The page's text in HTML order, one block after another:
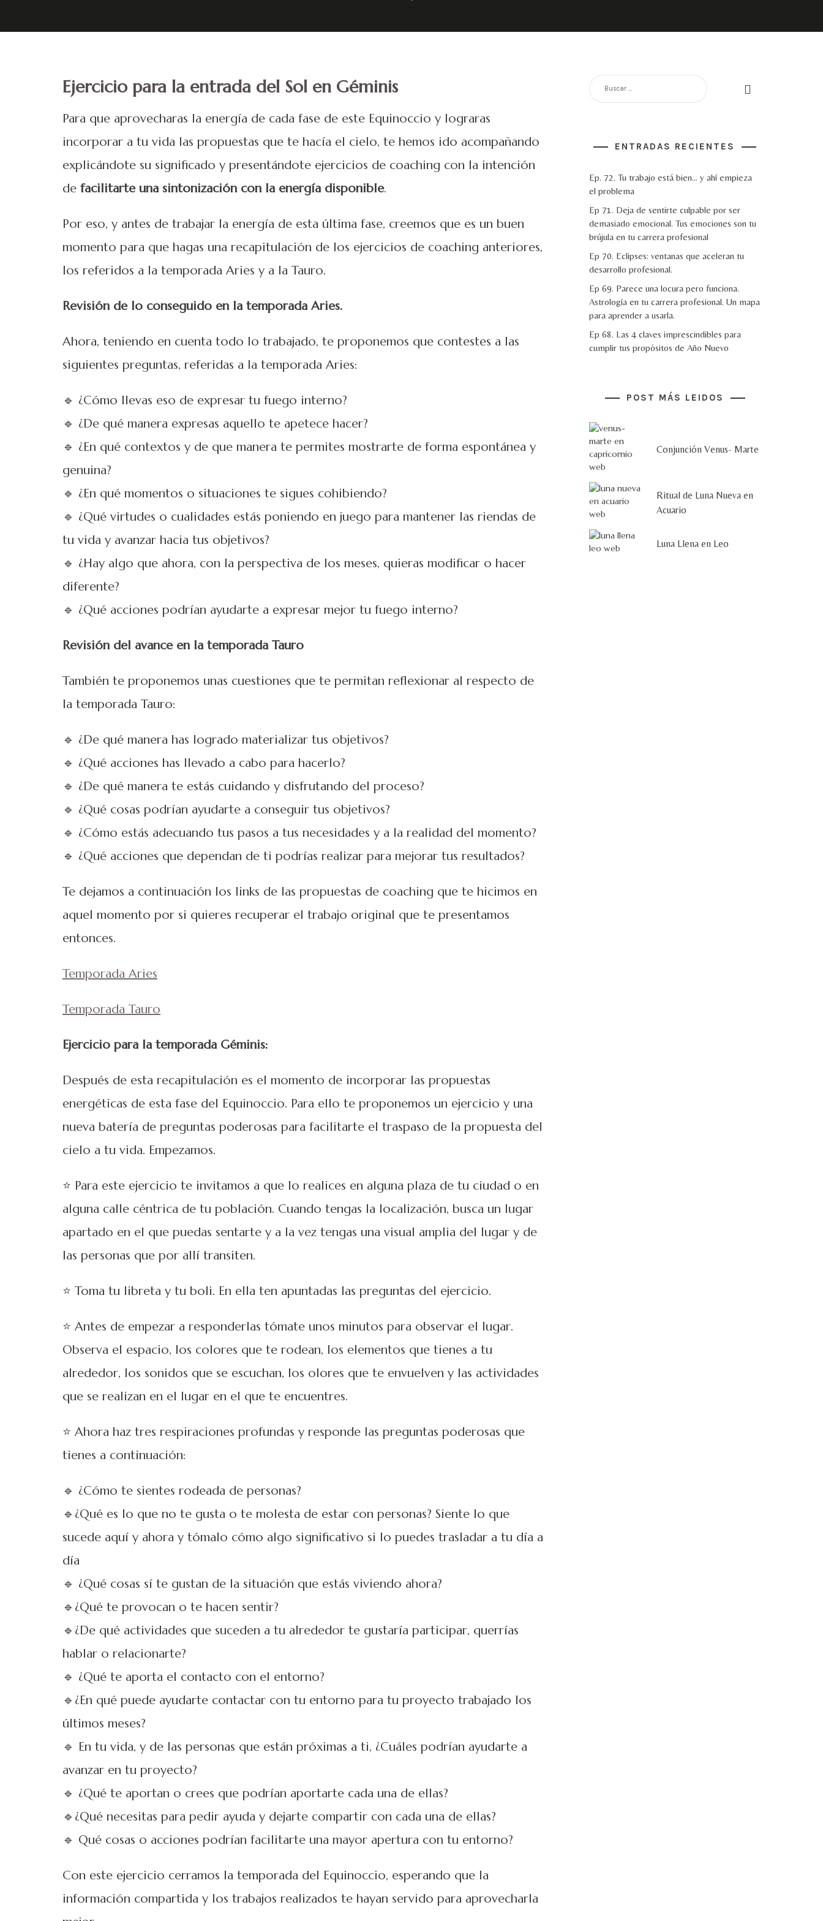
Ejercicio para la entrada del Sol en Géminis
Para que aprovecharas la energía de cada fase de este Equinoccio y lograras
incorporar a tu vida las propuestas que te hacía el cielo, te hemos ido acompañando
explicándote su significado y presentándote ejercicios de coaching con la intención
de facilitarte una sintonización con la energía disponible.
Por eso, y antes de trabajar la energía de esta última fase, creemos que es un buen
momento para que hagas una recapitulación de los ejercicios de coaching anteriores,
los referidos a la temporada Aries y a la Tauro.
Revisión de lo conseguido en la temporada Aries.
Ahora, teniendo en cuenta todo lo trabajado, te proponemos que contestes a las
siguientes preguntas, referidas a la temporada Aries:
🔹 ¿Cómo llevas eso de expresar tu fuego interno?
🔹 ¿De qué manera expresas aquello te apetece hacer?
🔹 ¿En qué contextos y de que manera te permites mostrarte de forma espontánea y
genuina?
🔹 ¿En qué momentos o situaciones te sigues cohibiendo?
🔹 ¿Qué virtudes o cualidades estás poniendo en juego para mantener las riendas de
tu vida y avanzar hacia tus objetivos?
🔹 ¿Hay algo que ahora, con la perspectiva de los meses, quieras modificar o hacer
diferente?
🔹 ¿Qué acciones podrían ayudarte a expresar mejor tu fuego interno?
Revisión del avance en la temporada Tauro
También te proponemos unas cuestiones que te permitan reflexionar al respecto de
la temporada Tauro:
🔹 ¿De qué manera has logrado materializar tus objetivos?
🔹 ¿Qué acciones has llevado a cabo para hacerlo?
🔹 ¿De qué manera te estás cuidando y disfrutando del proceso?
🔹 ¿Qué cosas podrían ayudarte a conseguir tus objetivos?
🔹 ¿Cómo estás adecuando tus pasos a tus necesidades y a la realidad del momento?
🔹 ¿Qué acciones que dependan de ti podrías realizar para mejorar tus resultados?
Te dejamos a continuación los links de las propuestas de coaching que te hicimos en
aquel momento por si quieres recuperar el trabajo original que te presentamos
entonces.
Temporada Aries
Temporada Tauro
Ejercicio para la temporada Géminis:
Después de esta recapitulación es el momento de incorporar las propuestas
energéticas de esta fase del Equinoccio. Para ello te proponemos un ejercicio y una
nueva batería de preguntas poderosas para facilitarte el traspaso de la propuesta del
cielo a tu vida. Empezamos.
⭐️ Para este ejercicio te invitamos a que lo realices en alguna plaza de tu ciudad o en
alguna calle céntrica de tu población. Cuando tengas la localización, busca un lugar
apartado en el que puedas sentarte y a la vez tengas una visual amplia del lugar y de
las personas que por allí transiten.
⭐ Toma tu libreta y tu boli. En ella ten apuntadas las preguntas del ejercicio.
⭐ Antes de empezar a responderlas tómate unos minutos para observar el lugar.
Observa el espacio, los colores que te rodean, los elementos que tienes a tu
alrededor, los sonidos que se escuchan, los olores que te envuelven y las actividades
que se realizan en el lugar en el que te encuentres.
⭐ Ahora haz tres respiraciones profundas y responde las preguntas poderosas que
tienes a continuación:
🔹 ¿Cómo te sientes rodeada de personas?
🔹¿Qué es lo que no te gusta o te molesta de estar con personas? Siente lo que
sucede aquí y ahora y tómalo cómo algo significativo si lo puedes trasladar a tu día a
día
🔹 ¿Qué cosas sí te gustan de la situación que estás viviendo ahora?
🔹¿Qué te provocan o te hacen sentir?
🔹¿De qué actividades que suceden a tu alrededor te gustaría participar, querrías
hablar o relacionarte?
🔹 ¿Qué te aporta el contacto con el entorno?
🔹¿En qué puede ayudarte contactar con tu entorno para tu proyecto trabajado los
últimos meses?
🔹 En tu vida, y de las personas que están próximas a ti, ¿Cuáles podrían ayudarte a
avanzar en tu proyecto?
🔹 ¿Qué te aportan o crees que podrían aportarte cada una de ellas?
🔹¿Qué necesitas para pedir ayuda y dejarte compartir con cada una de ellas?
🔹 Qué cosas o acciones podrían facilitarte una mayor apertura con tu entorno?
Con este ejercicio cerramos la temporada del Equinoccio, esperando que la
información compartida y los trabajos realizados te hayan servido para aprovecharla
ENTRADAS RECIENTES
Ep. 72. Tu trabajo está bien… y ahí empieza
el problema
Ep 71. Deja de sentirte culpable por ser
demasiado emocional. Tus emociones son tu
brújula en tu carrera profesional
Ep 70. Eclipses: ventanas que aceleran tu
desarrollo profesional.
Ep 69. Parece una locura pero funciona.
Astrología en tu carrera profesional. Un mapa
para aprender a usarla.
Ep 68. Las 4 claves imprescindibles para
cumplir tus propósitos de Año Nuevo
POST MÁS LEIDOS
Conjunción Venus- Marte
Ritual de Luna Nueva en
Acuario
Luna Llena en Leo